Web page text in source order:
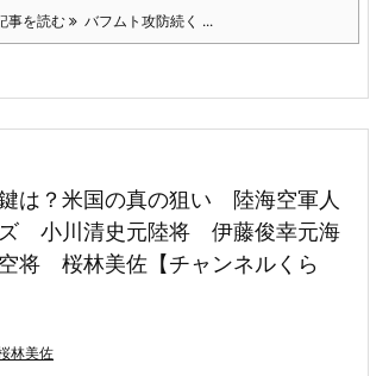
事を読む バフムト攻防続く ...
は？米国の真の狙い 陸海空軍人
小川清史元陸将 伊藤俊幸元海
将 桜林美佐【チャンネルくら
林美佐